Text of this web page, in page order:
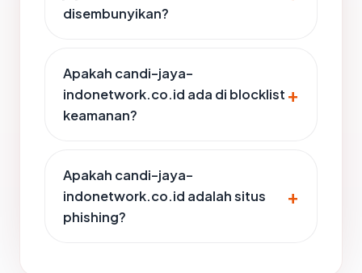
disembunyikan?
Apakah candi-jaya-
indonetwork.co.id ada di blocklist
keamanan?
Apakah candi-jaya-
indonetwork.co.id adalah situs
phishing?